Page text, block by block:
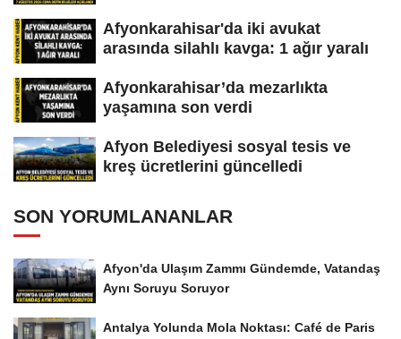
Afyonkarahisar'da iki avukat
arasında silahlı kavga: 1 ağır yaralı
Afyonkarahisar’da mezarlıkta
yaşamına son verdi
Afyon Belediyesi sosyal tesis ve
kreş ücretlerini güncelledi
SON YORUMLANANLAR
Afyon'da Ulaşım Zammı Gündemde, Vatandaş
Aynı Soruyu Soruyor
Antalya Yolunda Mola Noktası: Café de Paris